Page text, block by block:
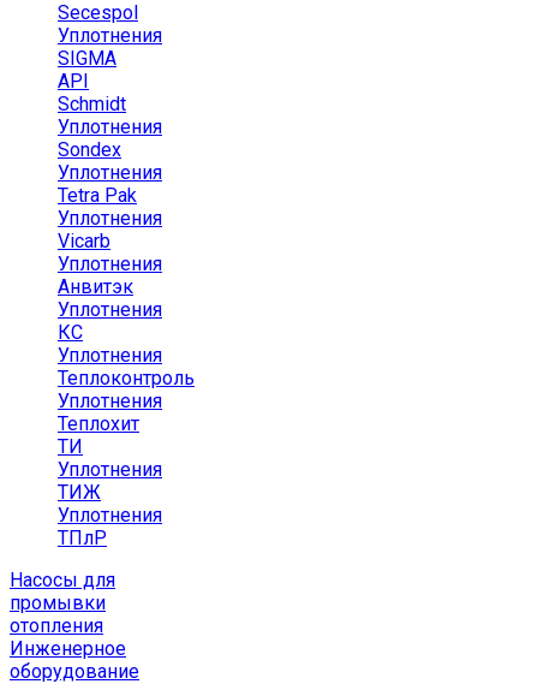
Secespol
Уплотнения
SIGMA
API
Schmidt
Уплотнения
Sondex
Уплотнения
Tetra Pak
Уплотнения
Vicarb
Уплотнения
Анвитэк
Уплотнения
КС
Уплотнения
Теплоконтроль
Уплотнения
Теплохит
ТИ
Уплотнения
ТИЖ
Уплотнения
ТПлР
Насосы для
промывки
отопления
Инженерное
оборудование